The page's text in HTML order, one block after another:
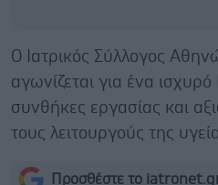
Ο Ιατρικός Σύλλογος
αγωνίζεται για ένα
συνθήκες εργασίας και
τους λειτουργούς της
Προσθέστε το